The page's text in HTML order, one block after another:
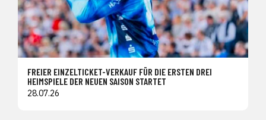
FREIER EINZELTICKET-VERKAUF FÜR DIE ERSTEN DREI
HEIMSPIELE DER NEUEN SAISON STARTET
28.07.26